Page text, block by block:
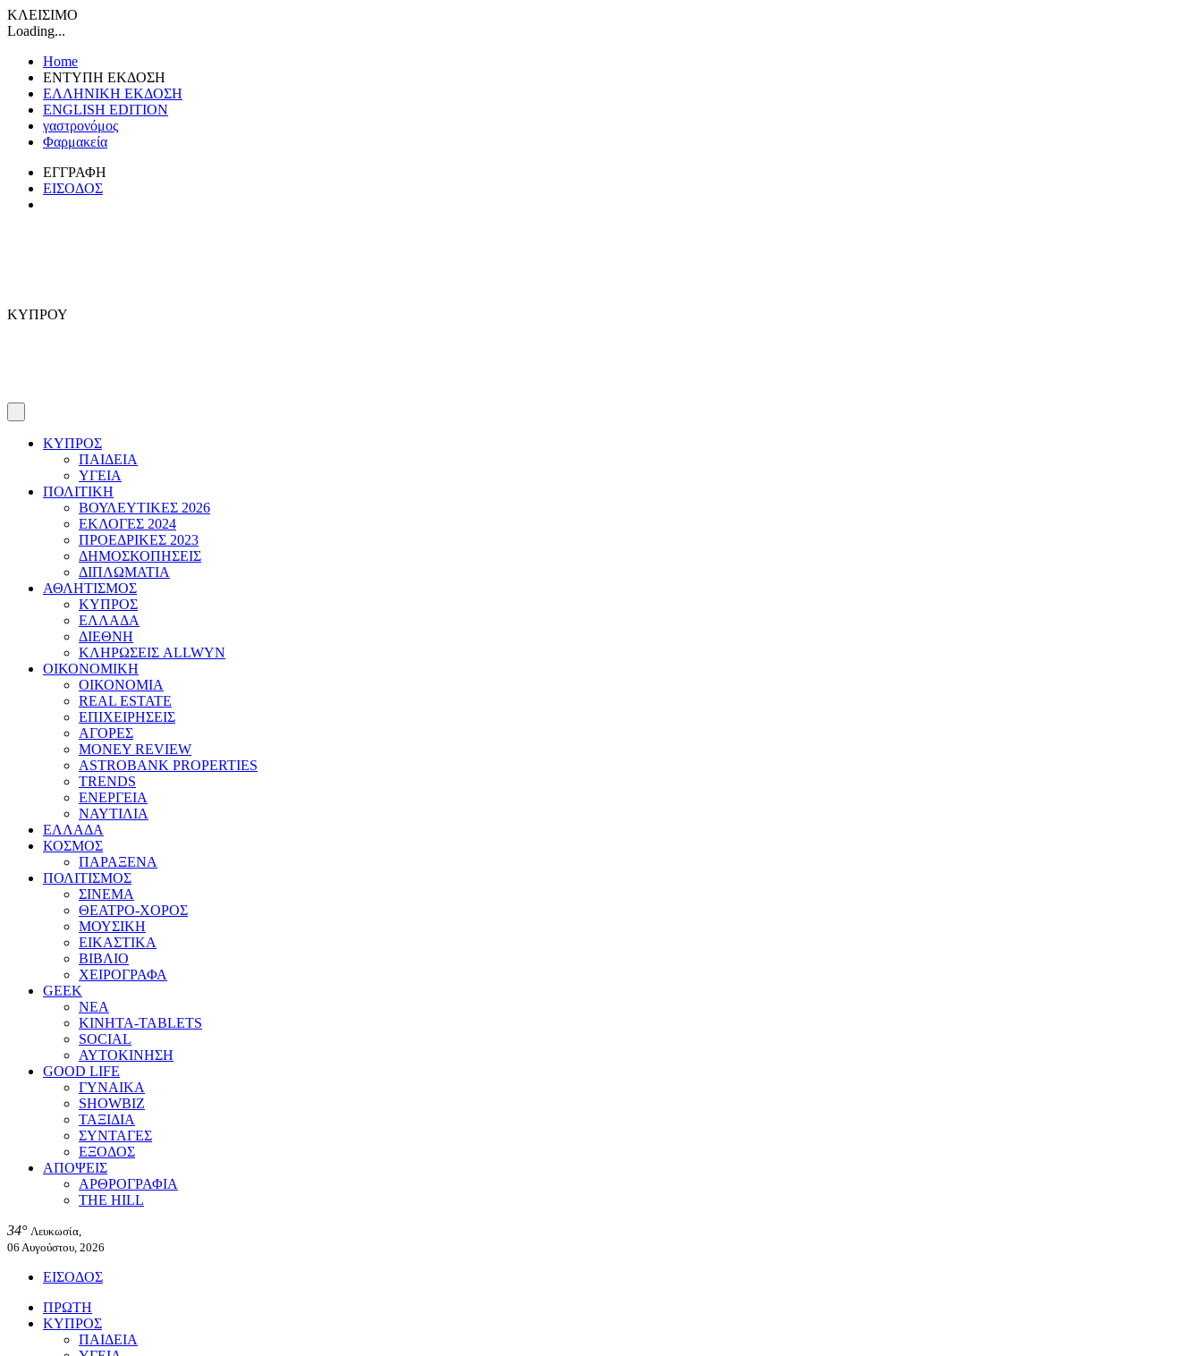
ΚΛΕΙΣΙΜΟ
Loading...
Home
ΕΝΤΥΠΗ ΕΚΔΟΣΗ
ΕΛΛΗΝΙΚΗ ΕΚΔΟΣΗ
ENGLISH EDITION
γαστρονόμος
Φαρμακεία
ΕΓΓΡΑΦΗ
ΕΙΣΟΔΟΣ
ΚΥΠΡΟΥ
ΚΥΠΡΟΣ
ΠΑΙΔΕΙΑ
ΥΓΕΙΑ
ΠΟΛΙΤΙΚΗ
ΒΟΥΛΕΥΤΙΚΕΣ 2026
ΕΚΛΟΓΕΣ 2024
ΠΡΟΕΔΡΙΚΕΣ 2023
ΔΗΜΟΣΚΟΠΗΣΕΙΣ
ΔΙΠΛΩΜΑΤΙΑ
ΑΘΛΗΤΙΣΜΟΣ
ΚΥΠΡΟΣ
ΕΛΛΑΔΑ
ΔΙΕΘΝΗ
ΚΛΗΡΩΣΕΙΣ ALLWYN
ΟΙΚΟΝΟΜΙΚΗ
ΟΙΚΟΝΟΜΙΑ
REAL ESTATE
ΕΠΙΧΕΙΡΗΣΕΙΣ
ΑΓΟΡΕΣ
MONEY REVIEW
ASTROBANK PROPERTIES
TRENDS
ΕΝΕΡΓΕΙΑ
ΝΑΥΤΙΛΙΑ
ΕΛΛΑΔΑ
ΚΟΣΜΟΣ
ΠΑΡΑΞΕΝΑ
ΠΟΛΙΤΙΣΜΟΣ
ΣΙΝΕΜΑ
ΘΕΑΤΡΟ-ΧΟΡΟΣ
ΜΟΥΣΙΚΗ
ΕΙΚΑΣΤΙΚΑ
ΒΙΒΛΙΟ
ΧΕΙΡΟΓΡΑΦΑ
GEEK
ΝΕΑ
ΚΙΝΗΤΑ-TABLETS
SOCIAL
ΑΥΤΟΚΙΝΗΣΗ
GOOD LIFE
ΓΥΝΑΙΚΑ
SHOWBIZ
ΤΑΞΙΔΙΑ
ΣΥΝΤΑΓΕΣ
ΕΞΟΔΟΣ
ΑΠΟΨΕΙΣ
ΑΡΘΡΟΓΡΑΦΙΑ
THE HILL
34° Λευκωσία,
06 Αυγούστου, 2026
ΕΙΣΟΔΟΣ
ΠΡΩΤΗ
ΚΥΠΡΟΣ
ΠΑΙΔΕΙΑ